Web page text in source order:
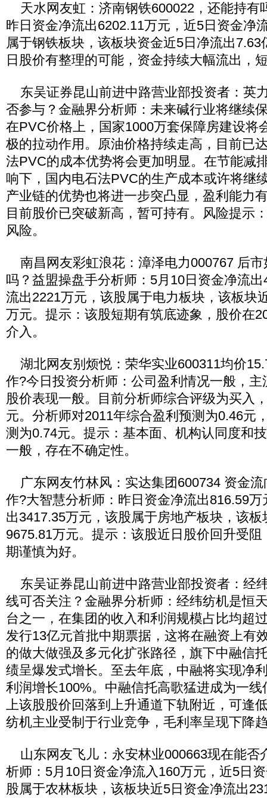
天水网友虹：济南钢铁600022，还能持有
昨日资金净流出6202.11万元，近5日资金净
属于钢铁板块，该板块资金近5日净流出
日股价有整理的可能，资金持续大幅流出，
东吴证券昆山前进中路营业部投资者：英
否参与？金融界分析师：未来碱行业将继续
在PVC价格上，国家1000万套保障房建设将
极的拉动作用。原油价格持续走高，目前已
法PVC的成本优势将会更加明显。在节能减
响下，国内电石法PVC的生产成本或许将继
产业链的优势也将进一步突凸显，盈利能力
目前股价已突破新高，暂可持有。风险提示
风险。
南昌网友彩虹浪花：漳泽电力000767 后市
吗？益盟操盘手分析师：5月10日资金净流
流出2221万元，该股属于电力板块，该板块
万元。提示：该股短期有筑底迹象，股价在
介入。
湖北网友别烦悦：荣华实业600311均价
作?今日投资分析师：公司盈利情况一般，
股价表现一般。目前分析师综合评级为买入
元。分析师对2011年综合盈利预测为0.46元
测为0.74元。提示：基本面、机构认同度和
一般，存在不确定性。
广东网友竹林风：实达集团600734 资金流
作?大智慧分析师：昨日资金净流出816.59
出3417.35万元，该股属于房地产板块，该
9675.81万元。提示：该股近日股价回升受
期谨慎为好。
东吴证券昆山前进中路营业部投资者：经
线可否关注？金融界分析师：经纬纺机是恒
台之一，在集团的收入和利润规模占比均超
发行13亿元首批中期票据，这将在融资上有
的做大做强及多元化扩张路径，旗下中融信
绩呈爆发式增长。至去年底，中融将实现净
利润增长100%。中融信托高歌猛进成为一
上该股股价回落到上升通道下轨附近，可逢
纺机主业受制于行业竞争，毛利率呈现下降
山东网友飞儿：永安林业000663现在能否
析师：5月10日资金净流入160万元，近5日
股属于农林板块，该板块近5日资金净流出